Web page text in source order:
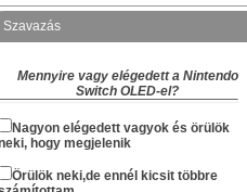
dec 09 : 17:29
Hi!
van kedved hangolódni az ünnepekre, az
megírhatja a készülődés és a Karácsony
várás hangulatát, hogy kinek hogyan zajlik
...ha csak nem halt ki véglegesen az oldal.
Norbi(HUN)
okt 13 : 22:57
Szavazás
Mennyire vagy elégedett a Nintendo
Switch OLED-el?
Nagyon elégedett vagyok és örülök
hogy megjelenik
Örülök neki,de ennél kicsit többre